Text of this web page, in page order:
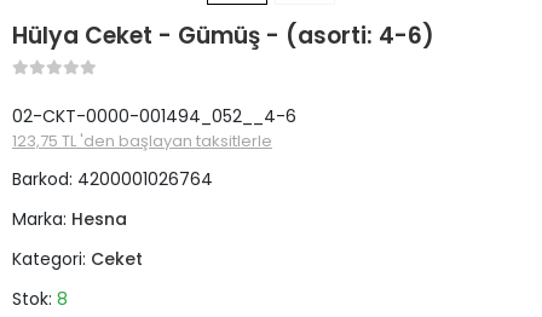
Hülya Ceket - Gümüş - (asorti: 4-6)
02-CKT-0000-001494_052__4-6
123,75 TL 'den başlayan taksitlerle
Barkod: 4200001026764
Marka: Hesna
Kategori: Ceket
Stok: 8